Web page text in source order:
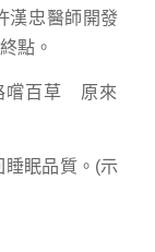
漢忠醫師開發
點。
眠品質。(示